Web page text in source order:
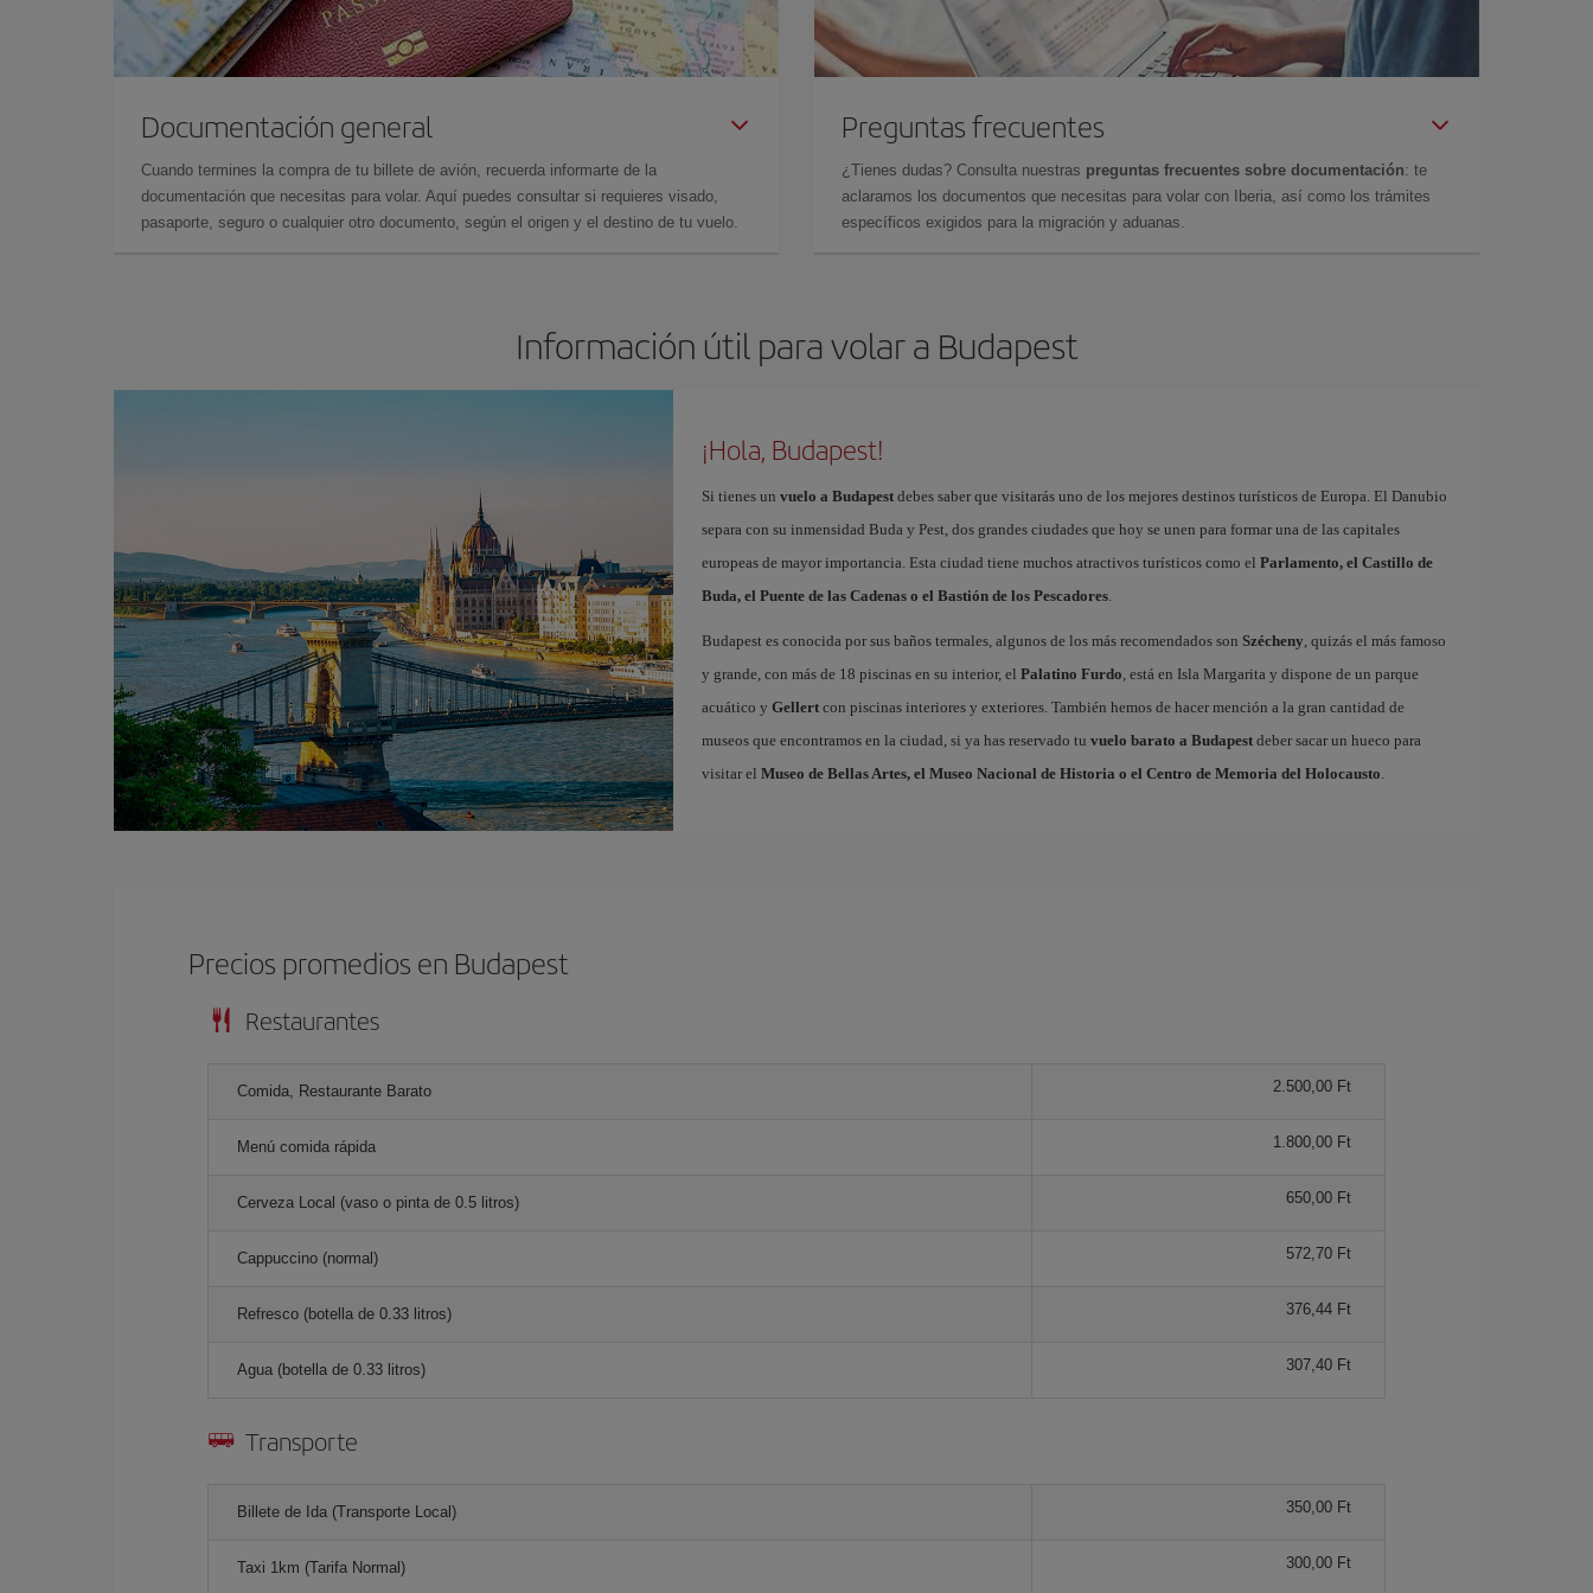
Documentación general
Cuando termines la compra de tu billete de avión, recuerda informarte de la
documentación que necesitas para volar. Aquí puedes consultar si requieres visado,
pasaporte, seguro o cualquier otro documento, según el origen y el destino de tu vuelo.
Preguntas frecuentes
¿Tienes dudas? Consulta nuestras preguntas frecuentes sobre documentación: te
aclaramos los documentos que necesitas para volar con Iberia, así como los trámites
específicos exigidos para la migración y aduanas.
Información útil para volar a Budapest
¡Hola, Budapest!
Si tienes un vuelo a Budapestdebes saber que visitarás uno de los mejores destinos turísticos de Europa. El Danubio
separa con su inmensidad Buda y Pest, dos grandes ciudades que hoy se unen para formar una de las capitales
europeas de mayor importancia. Esta ciudad tiene muchos atractivos turísticos como el Parlamento, el Castillo de
Buda, el Puente de las Cadenas o el Bastión de los Pescadores.
Budapest es conocida por sus baños termales, algunos de los más recomendados son Szécheny, quizás el más famoso
y grande, con más de 18 piscinas en su interior, el Palatino Furdo, está en Isla Margarita y dispone de un parque
acuático y Gellertcon piscinas interiores y exteriores. También hemos de hacer mención a la gran cantidad de
museos que encontramos en la ciudad, si ya has reservado tu vuelo barato a Budapestdeber sacar un hueco para
visitar el Museo de Bellas Artes, el Museo Nacional de Historia o el Centro de Memoria del Holocausto.
Precios promedios en Budapest
Restaurantes
Comida, Restaurante Barato 2.500,00 Ft
Menú comida rápida 1.800,00 Ft
Cerveza Local (vaso o pinta de 0.5 litros) 650,00 Ft
Cappuccino (normal) 572,70 Ft
Refresco (botella de 0.33 litros) 376,44 Ft
Agua (botella de 0.33 litros) 307,40 Ft
Transporte
Billete de Ida (Transporte Local) 350,00 Ft
Taxi 1km (Tarifa Normal) 300,00 Ft